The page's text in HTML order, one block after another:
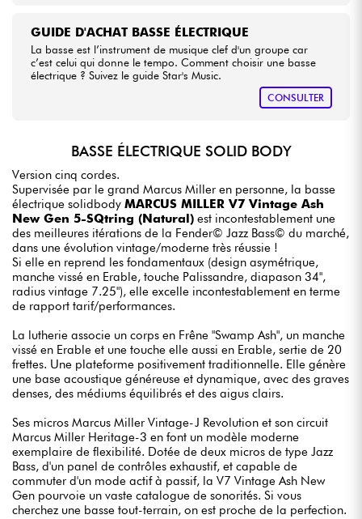
GUIDE D'ACHAT BASSE ÉLECTRIQUE
La basse est l’instrument de musique clef d'un groupe car
c’est celui qui donne le tempo. Comment choisir une basse
électrique ? Suivez le guide Star's Music.
CONSULTER
BASSE ÉLECTRIQUE SOLID BODY
Version cinq cordes.
Supervisée par le grand Marcus Miller en personne, la basse
électrique solidbody MARCUS MILLER V7 Vintage Ash
New Gen 5-SQtring (Natural) est incontestablement une
des meilleures itérations de la Fender© Jazz Bass© du marché,
dans une évolution vintage/moderne très réussie !
Si elle en reprend les fondamentaux (design asymétrique,
manche vissé en Erable, touche Palissandre, diapason 34",
radius vintage 7.25"), elle excelle incontestablement en terme
de rapport tarif/performances.
La lutherie associe un corps en Frêne "Swamp Ash", un manche
vissé en Erable et une touche elle aussi en Erable, sertie de 20
frettes. Une plateforme positivement traditionnelle. Elle génère
une base acoustique généreuse et dynamique, avec des graves
denses, des médiums équilibrés et des aigus clairs.
Ses micros Marcus Miller Vintage-J Revolution et son circuit
Marcus Miller Heritage-3 en font un modèle moderne
exemplaire de flexibilité. Dotée de deux micros de type Jazz
Bass, d'un panel de contrôles exhaustif, et capable de
commuter d'un mode actif à passif, la V7 Vintage Ash New
Gen pourvoie un vaste catalogue de sonorités. Si vous
cherchez une basse tout-terrain, on est proche de la perfection.